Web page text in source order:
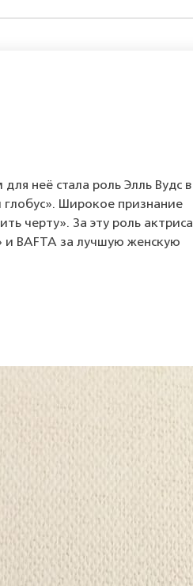
неё стала роль Элль Вудс в
Широкое признание
черту». За эту роль актриса
и BAFTA за лучшую женскую